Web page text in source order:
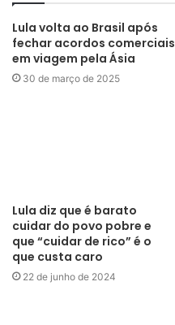
Lula volta ao Brasil após
fechar acordos comerciais
em viagem pela Ásia
30 de março de 2025
Lula diz que é barato
cuidar do povo pobre e
que “cuidar de rico” é o
que custa caro
22 de junho de 2024